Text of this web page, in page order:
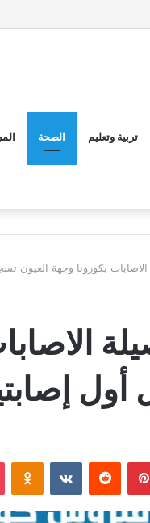
تربية وتعليم الصحة
بينتيريست